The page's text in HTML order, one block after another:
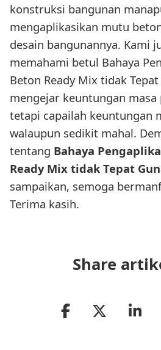
konstruksi bangunan
mengaplikasikan mutu
desain bangunannya. Kami
memahami betul Bahaya
Beton Ready Mix tidak
mengejar keuntungan masa
tetapi capailah keuntungan
walaupun sedikit mahal.
tentang Bahaya
Ready Mix tidak Tepat
sampaikan, semoga
Terima kasih.
Share